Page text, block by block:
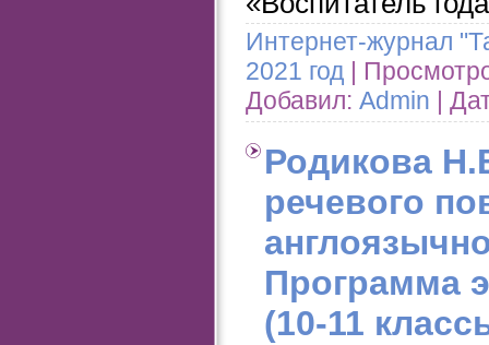
Интернет-журнал
2021 год |
Добавил: Admin |
Родикова
речевого
Программа
(10-11